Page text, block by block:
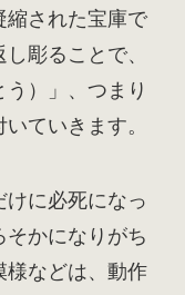
縮された宝庫で
彫ることで、
）」、つまり
ていきます。
に必死になっ
かになりがち
様などは、動作